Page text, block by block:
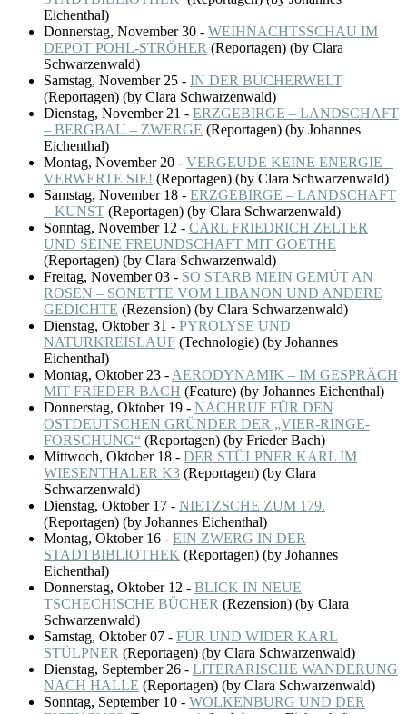
Eichenthal)
Donnerstag, November 30 - WEIHNACHTSSCHAU IM
DEPOT POHL-STRÖHER (Reportagen) (by Clara
Schwarzenwald)
Samstag, November 25 - IN DER BÜCHERWELT
(Reportagen) (by Clara Schwarzenwald)
Dienstag, November 21 - ERZGEBIRGE – LANDSCHAFT
– BERGBAU – ZWERGE (Reportagen) (by Johannes
Eichenthal)
Montag, November 20 - VERGEUDE KEINE ENERGIE –
VERWERTE SIE! (Reportagen) (by Clara Schwarzenwald)
Samstag, November 18 - ERZGEBIRGE – LANDSCHAFT
– KUNST (Reportagen) (by Clara Schwarzenwald)
Sonntag, November 12 - CARL FRIEDRICH ZELTER
UND SEINE FREUNDSCHAFT MIT GOETHE
(Reportagen) (by Clara Schwarzenwald)
Freitag, November 03 - SO STARB MEIN GEMÜT AN
ROSEN – SONETTE VOM LIBANON UND ANDERE
GEDICHTE (Rezension) (by Clara Schwarzenwald)
Dienstag, Oktober 31 - PYROLYSE UND
NATURKREISLAUF (Technologie) (by Johannes
Eichenthal)
Montag, Oktober 23 - AERODYNAMIK – IM GESPRÄCH
MIT FRIEDER BACH (Feature) (by Johannes Eichenthal)
Donnerstag, Oktober 19 - NACHRUF FÜR DEN
OSTDEUTSCHEN GRÜNDER DER „VIER-RINGE-
FORSCHUNG“ (Reportagen) (by Frieder Bach)
Mittwoch, Oktober 18 - DER STÜLPNER KARL IM
WIESENTHALER K3 (Reportagen) (by Clara
Schwarzenwald)
Dienstag, Oktober 17 - NIETZSCHE ZUM 179.
(Reportagen) (by Johannes Eichenthal)
Montag, Oktober 16 - EIN ZWERG IN DER
STADTBIBLIOTHEK (Reportagen) (by Johannes
Eichenthal)
Donnerstag, Oktober 12 - BLICK IN NEUE
TSCHECHISCHE BÜCHER (Rezension) (by Clara
Schwarzenwald)
Samstag, Oktober 07 - FÜR UND WIDER KARL
STÜLPNER (Reportagen) (by Clara Schwarzenwald)
Dienstag, September 26 - LITERARISCHE WANDERUNG
NACH HALLE (Reportagen) (by Clara Schwarzenwald)
Sonntag, September 10 - WOLKENBURG UND DER